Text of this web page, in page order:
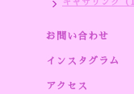
ギャザリング（
お問い合わせ
インスタグラム
アクセス